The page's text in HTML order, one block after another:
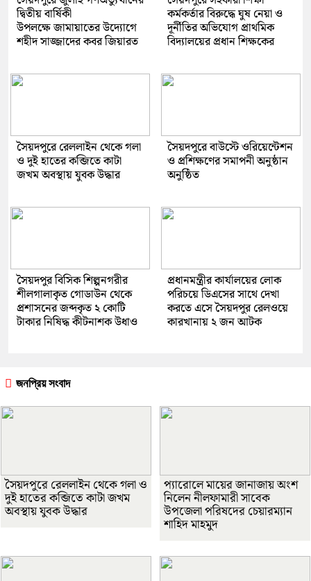
দ্বিতীয় বার্ষিকী
উপলক্ষে জামায়াতের উদ্যোগে
শহীদ সাজ্জাদের কবর জিয়ারত
কর্মকর্তার বিরুদ্ধে ঘুষ নেয়া ও
দূর্নীতির অভিযোগ প্রাথমিক
বিদ্যালয়ের প্রধান শিক্ষকের
সৈয়দপুরে রেললাইন থেকে গলা
ও দুই হাতের কব্জিতে কাটা
জখম অবস্থায় যুবক উদ্ধার
সৈয়দপুরে বাউস্টে ওরিয়েন্টেশন
ও প্রশিক্ষণের সমাপনী অনুষ্ঠান
অনুষ্ঠিত
সৈয়দপুর বিসিক শিল্পনগরীর
শীলগালাকৃত গোডাউন থেকে
প্রশাসনের জব্দকৃত ২ কোটি
টাকার নিষিদ্ধ কীটনাশক উধাও
প্রধানমন্ত্রীর কার্যালয়ের লোক
পরিচয়ে ডিএসের সাথে দেখা
করতে এসে সৈয়দপুর রেলওয়ে
কারখানায় ২ জন আটক
জনপ্রিয় সংবাদ
সৈয়দপুরে রেললাইন থেকে গলা ও
দুই হাতের কব্জিতে কাটা জখম
অবস্থায় যুবক উদ্ধার
প্যারোলে মায়ের জানাজায় অংশ
নিলেন নীলফামারী সাবেক
উপজেলা পরিষদের চেয়ারম্যান
শাহিদ মাহমুদ